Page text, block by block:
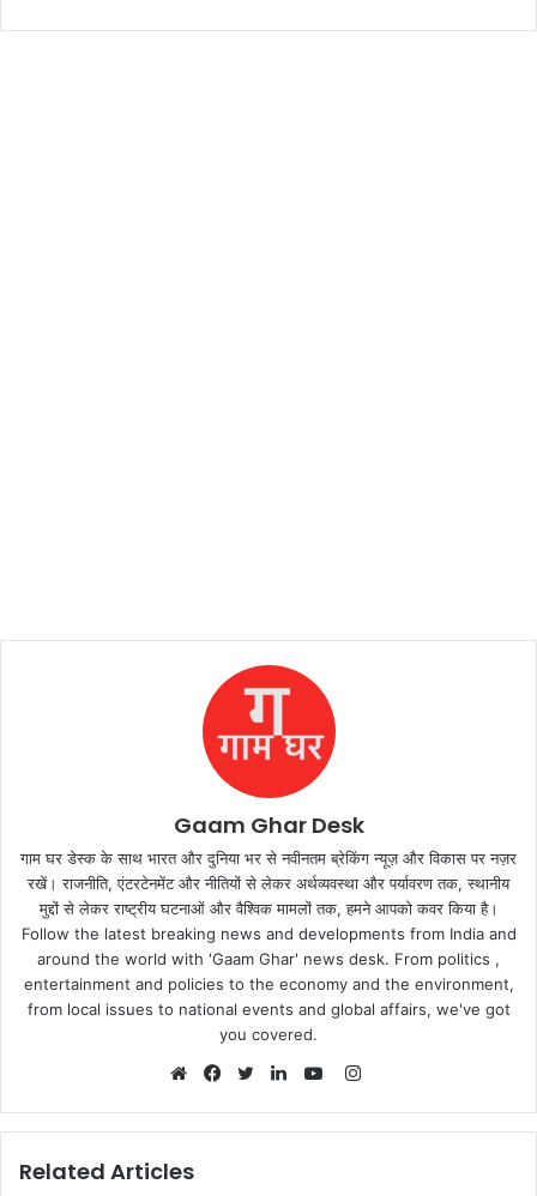
Gaam Ghar Desk
गाम घर डेस्क के साथ भारत और दुनिया भर से नवीनतम ब्रेकिंग न्यूज़ और विकास पर नज़र
रखें। राजनीति, एंटरटेनमेंट और नीतियों से लेकर अर्थव्यवस्था और पर्यावरण तक, स्थानीय
मुद्दों से लेकर राष्ट्रीय घटनाओं और वैश्विक मामलों तक, हमने आपको कवर किया है।
Follow the latest breaking news and developments from India and
around the world with 'Gaam Ghar' news desk. From politics ,
entertainment and policies to the economy and the environment,
from local issues to national events and global affairs, we've got
you covered.
Instagram
Related Articles